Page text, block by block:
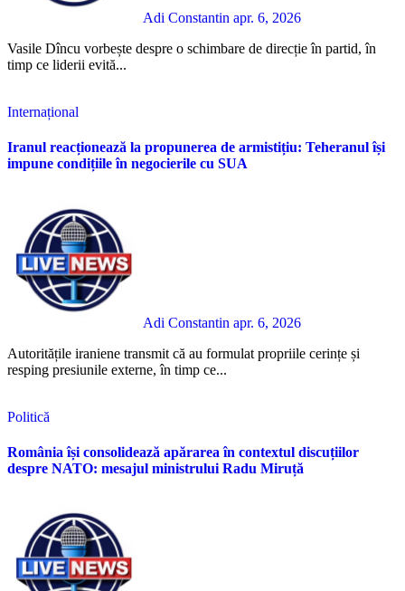
Adi Constantin apr. 6, 2026
Vasile Dîncu vorbește despre o schimbare de direcție în partid, în
timp ce liderii evită...
Internațional
Iranul reacționează la propunerea de armistițiu: Teheranul își
impune condițiile în negocierile cu SUA
Adi Constantin apr. 6, 2026
Autoritățile iraniene transmit că au formulat propriile cerințe și
resping presiunile externe, în timp ce...
Politică
România își consolidează apărarea în contextul discuțiilor
despre NATO: mesajul ministrului Radu Miruță